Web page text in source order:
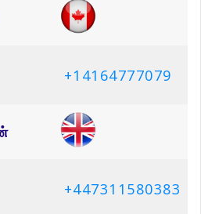
+14164777079
+447311580383